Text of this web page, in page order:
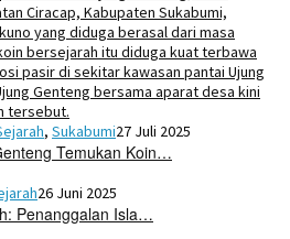
, Sukabumi27 Juli 2025
Temukan Koin…
26 Juni 2025
Penanggalan Isla…